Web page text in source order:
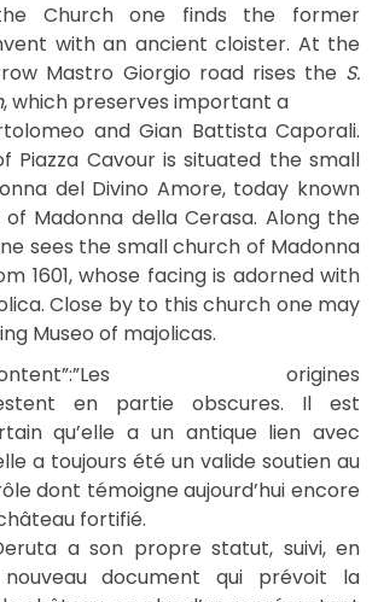
Church one finds the former
with an ancient cloister. At the
Mastro Giorgio road rises the S.
, which preserves important a
and Gian Battista Caporali.
Piazza Cavour is situated the small
del Divino Amore, today known
Madonna della Cerasa. Along the
sees the small church of Madonna
1601, whose facing is adorned with
Close by to this church one may
Museo of majolicas.
origines
en partie obscures. Il est
qu’elle a un antique lien avec
a toujours été un valide soutien au
dont témoigne aujourd’hui encore
fortifié.
a son propre statut, suivi, en
document qui prévoit la